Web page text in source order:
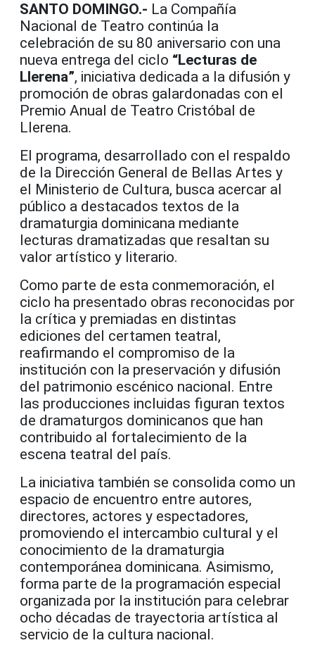
SANTO DOMINGO.- La Compañía
Nacional de Teatro continúa la
celebración de su 80 aniversario con una
nueva entrega del ciclo “Lecturas de
Llerena”, iniciativa dedicada a la difusión y
promoción de obras galardonadas con el
Premio Anual de Teatro Cristóbal de
Llerena.
El programa, desarrollado con el respaldo
de la Dirección General de Bellas Artes y
el Ministerio de Cultura, busca acercar al
público a destacados textos de la
dramaturgia dominicana mediante
lecturas dramatizadas que resaltan su
valor artístico y literario.
Como parte de esta conmemoración, el
ciclo ha presentado obras reconocidas por
la crítica y premiadas en distintas
ediciones del certamen teatral,
reafirmando el compromiso de la
institución con la preservación y difusión
del patrimonio escénico nacional. Entre
las producciones incluidas figuran textos
de dramaturgos dominicanos que han
contribuido al fortalecimiento de la
escena teatral del país.
La iniciativa también se consolida como un
espacio de encuentro entre autores,
directores, actores y espectadores,
promoviendo el intercambio cultural y el
conocimiento de la dramaturgia
contemporánea dominicana. Asimismo,
forma parte de la programación especial
organizada por la institución para celebrar
ocho décadas de trayectoria artística al
servicio de la cultura nacional.